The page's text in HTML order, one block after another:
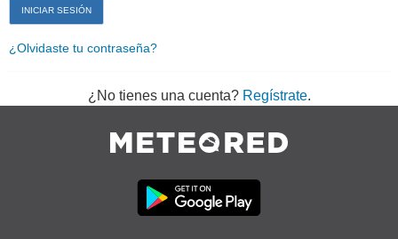
¿Olvidaste tu contraseña?
¿No tienes una cuenta? Regístrate.